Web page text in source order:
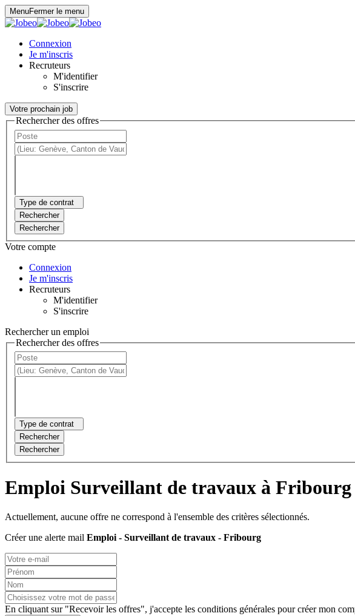
MenuFermer le menu
Connexion
Je m'inscris
Recruteurs
M'identifier
S'inscrire
Votre prochain job
Rechercher des offres
Type de contrat
Rechercher
Rechercher
Votre compte
Connexion
Je m'inscris
Recruteurs
M'identifier
S'inscrire
Rechercher un emploi
Rechercher des offres
Type de contrat
Rechercher
Rechercher
Emploi Surveillant de travaux à Fribourg
Actuellement, aucune offre ne correspond à l'ensemble des critères sélectionnés.
Créer une alerte mail Emploi - Surveillant de travaux - Fribourg
En cliquant sur "Recevoir les offres", j'accepte les conditions générales pour créer mon
Panneau de gestion des cookies